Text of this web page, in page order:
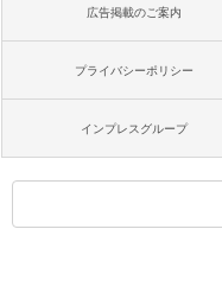
広告掲載のご案内
プライバシーポリシー
インプレスグループ